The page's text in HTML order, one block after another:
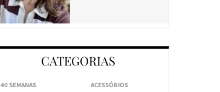
CATEGORIAS
40 SEMANAS
ACESSÓRIOS